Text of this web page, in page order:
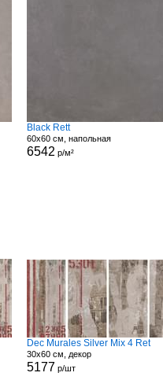
Black Rett
60x60 см, напольная
6542 р/м²
Dec Murales Silver Mix 4 Ret
30x60 см, декор
5177 р/шт